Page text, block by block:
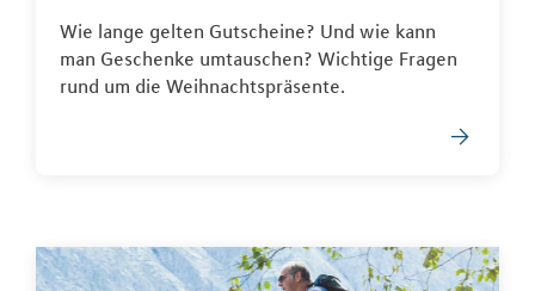
Wie lange gelten Gutscheine? Und wie kann
man Geschenke umtauschen? Wichtige Fragen
rund um die Weihnachtspräsente.